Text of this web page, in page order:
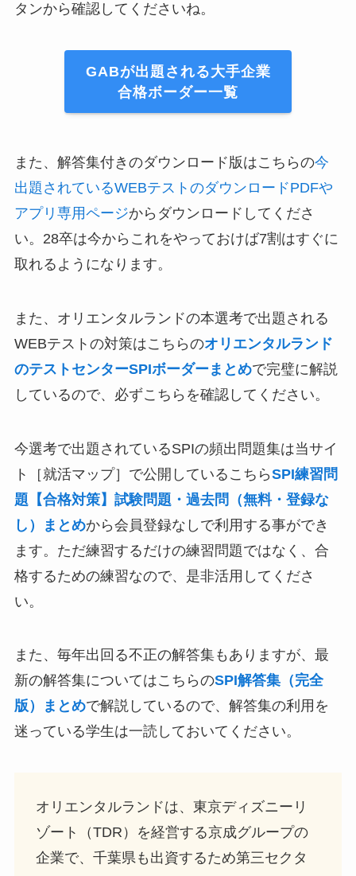
タンから確認してくださいね。
GABが出題される大手企業
合格ボーダー一覧
また、解答集付きのダウンロード版はこちらの今
出題されているWEBテストのダウンロードPDFや
アプリ専用ページからダウンロードしてくださ
い。28卒は今からこれをやっておけば7割はすぐに
取れるようになります。
また、オリエンタルランドの本選考で出題される
WEBテストの対策はこちらのオリエンタルランド
のテストセンターSPIボーダーまとめで完璧に解説
しているので、必ずこちらを確認してください。
今選考で出題されているSPIの頻出問題集は当サイ
ト［就活マップ］で公開しているこちらSPI練習問
題【合格対策】試験問題・過去問（無料・登録な
し）まとめから会員登録なしで利用する事ができ
ます。ただ練習するだけの練習問題ではなく、合
格するための練習なので、是非活用してくださ
い。
また、毎年出回る不正の解答集もありますが、最
新の解答集についてはこちらのSPI解答集（完全
版）まとめで解説しているので、解答集の利用を
迷っている学生は一読しておいてください。
オリエンタルランドは、東京ディズニーリ
ゾート（TDR）を経営する京成グループの
企業で、千葉県も出資するため第三セクタ